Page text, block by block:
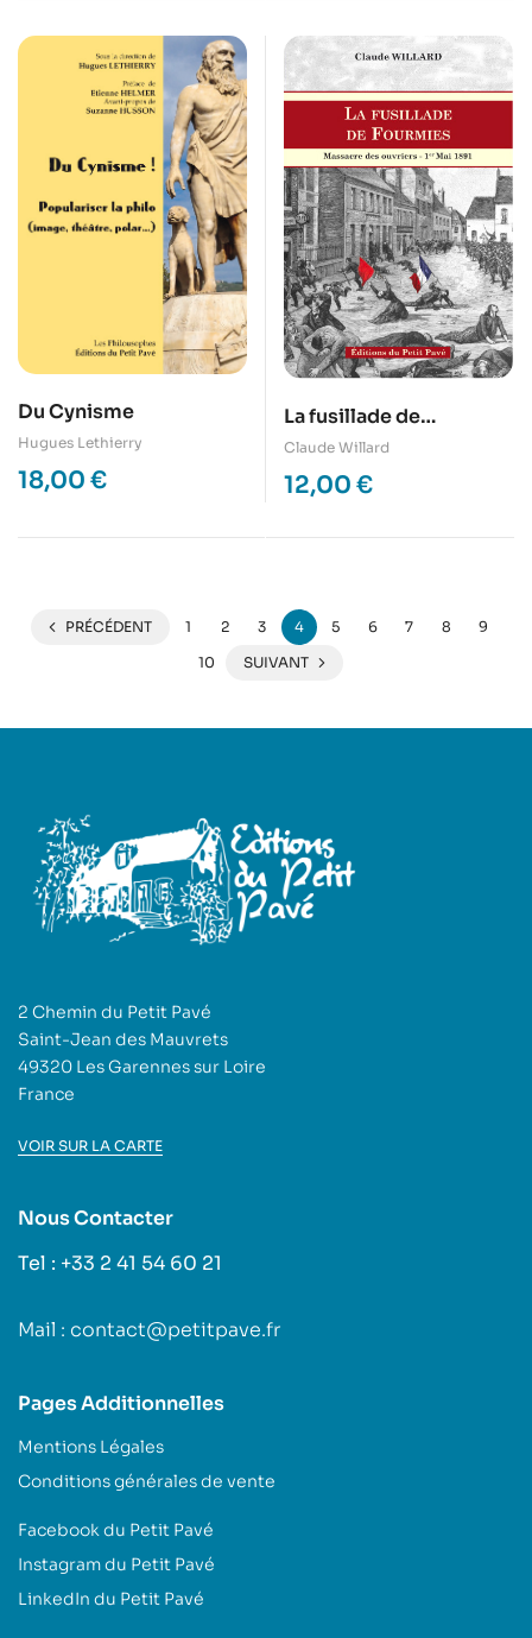
Du Cynisme
Hugues Lethierry
18,00 €
La fusillade de
Fourmies – Massacre
des ouvriers – 1er mai
1891
Claude Willard
12,00 €
PRÉCÉDENT 1 2 3 4 5 6 7 8
9
10
SUIVANT
2 Chemin du Petit Pavé
Saint-Jean des Mauvrets
49320 Les Garennes sur Loire
France
VOIR SUR LA CARTE
Nous Contacter
Tel : +33 2 41 54 60 21
Mail : contact@petitpave.fr
Pages Additionnelles
Mentions Légales
Conditions générales de vente
Facebook du Petit Pavé
Instagram du Petit Pavé
LinkedIn du Petit Pavé